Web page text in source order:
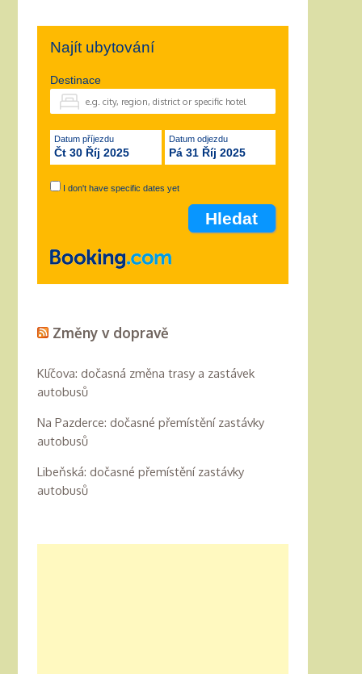
Najít ubytování
Destinace
Datum příjezdu
Čt 30 Říj 2025
Datum odjezdu
Pá 31 Říj 2025
I don't have specific dates yet
Změny v dopravě
Klíčova: dočasná změna trasy a zastávek
autobusů
Na Pazderce: dočasné přemístění zastávky
autobusů
Libeňská: dočasné přemístění zastávky
autobusů